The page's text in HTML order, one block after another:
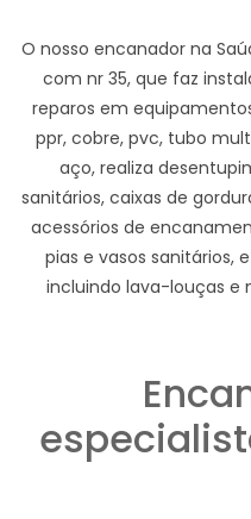
O nosso encanador na
com nr 35, que faz
reparos em
ppr, cobre, pvc, tubo
aço, realiza
sanitários, caixas de
acessórios de
pias e vasos sanitários,
incluindo lava-louças e